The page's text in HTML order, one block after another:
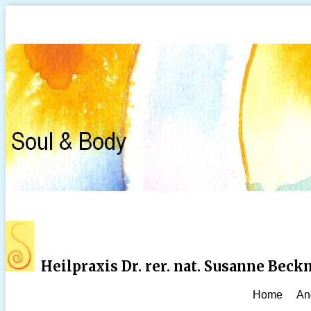
Heilpraxis Dr. rer. nat. Susanne
Home